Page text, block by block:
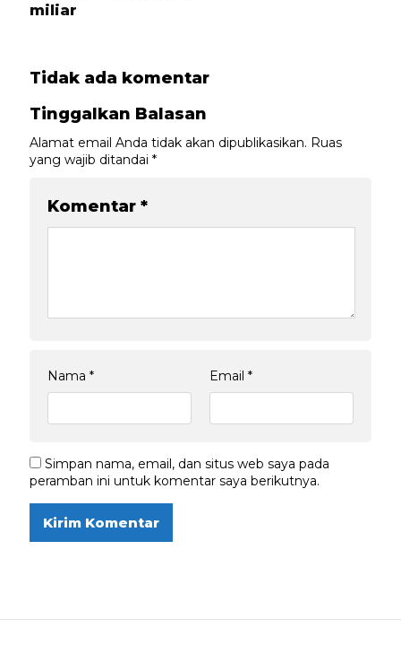
miliar
Tidak ada komentar
Tinggalkan Balasan
Alamat email Anda tidak akan dipublikasikan. Ruas
yang wajib ditandai *
Komentar *
Nama * Email *
Simpan nama, email, dan situs web saya pada
peramban ini untuk komentar saya berikutnya.